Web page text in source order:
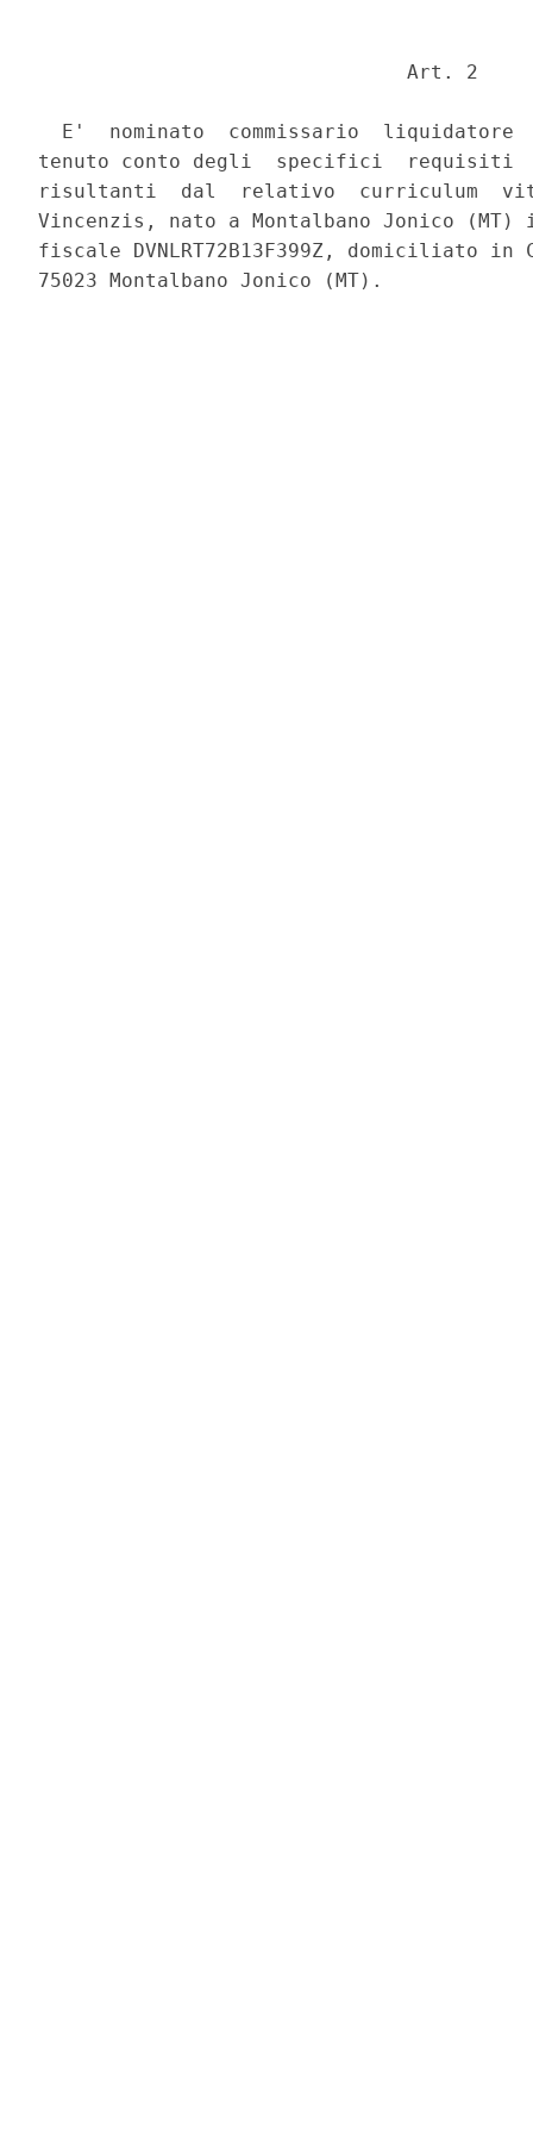
                               Art. 2
E'  nominato  commissario  liquidatore
tenuto conto degli  specifici  requisiti
risultanti  dal  relativo  curriculum
Vincenzis, nato a Montalbano Jonico
fiscale DVNLRT72B13F399Z, domiciliato